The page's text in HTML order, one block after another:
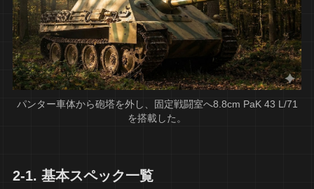
パンター車体から砲塔を外し、固定戦闘室へ8.8cm PaK 43 L/71
を搭載した。
2-1. 基本スペック一覧